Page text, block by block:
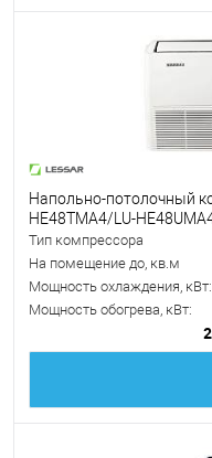
Напольно-потолочный
HE48TMA4/LU-
Тип компрессора
На помещение до, кв.м
Мощность охлаждения, кВт:
Мощность обогрева, кВт: